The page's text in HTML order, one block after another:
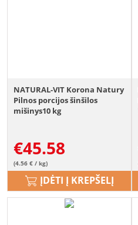
NATURAL-VIT Korona Natury
Pilnos porcijos šinšilos
mišinys10 kg
€45.58
(4.56 € / kg)
ĮDĖTI Į KREPŠELĮ